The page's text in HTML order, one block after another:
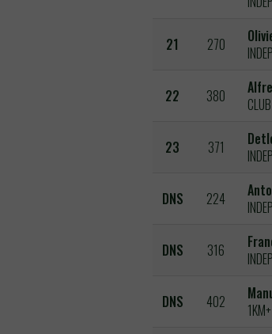
21 270
22 380
23 371
DNS 224
DNS 316
DNS 402
1KM+